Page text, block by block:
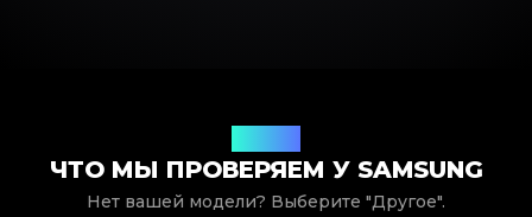
ЧТО МЫ ПРОВЕРЯЕМ У SAMSUNG
Нет вашей модели? Выберите "Другое".